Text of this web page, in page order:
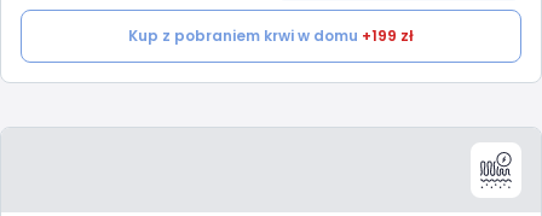
Kup z pobraniem krwi w domu +199 zł